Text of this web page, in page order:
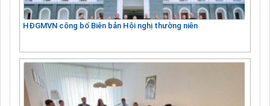
HĐGMVN công bố Biên bản Hội nghị thường niên